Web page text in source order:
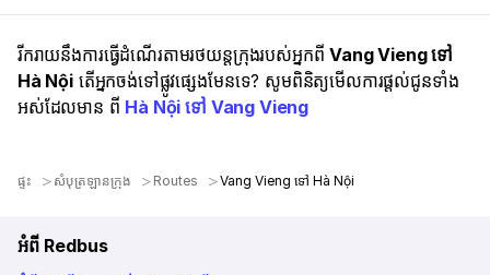
រីករាយនឹងការធ្វើដំណើរតាមរថយន្តក្រុងរបស់អ្នកពីVang Vieng ទៅ
Hà Nộiតើអ្នកចង់ទៅផ្លូវផ្សេងមែនទេ? សូមពិនិត្យមើលការផ្តល់ជូនទាំង
អស់ដែលមាន ពី Hà Nội ទៅ Vang Vieng
ផ្ទះ សំបុត្រឡានក្រុង Routes Vang Vieng ទៅ Hà Nội
អំពី Redbus